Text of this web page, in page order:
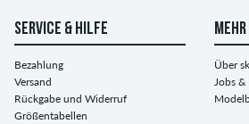
SERVICE & HILFE
Bezahlung
Versand
Rückgabe und Widerruf
Größentabellen
Über
Jobs &